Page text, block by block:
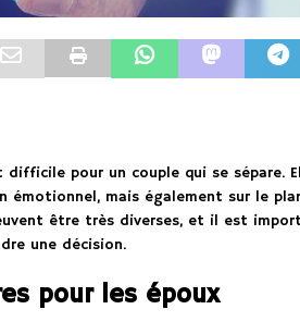
pour un couple qui se sépare.
émotionnel, mais également sur le
être très diverses, et il est
une décision.
pour les époux